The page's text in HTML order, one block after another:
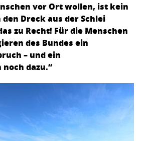
vor Ort wollen, ist kein
Dreck aus der Schlei
zu Recht! Für die Menschen
des Bundes ein
– und ein
dazu.“